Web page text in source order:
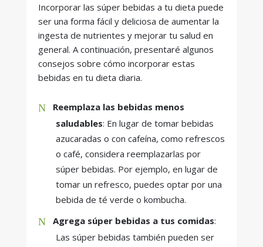
Incorporar las súper bebidas a tu dieta puede
ser una forma fácil y deliciosa de aumentar la
ingesta de nutrientes y mejorar tu salud en
general. A continuación, presentaré algunos
consejos sobre cómo incorporar estas
bebidas en tu dieta diaria.
Reemplaza las bebidas menos
saludables: En lugar de tomar bebidas
azucaradas o con cafeína, como refrescos
o café, considera reemplazarlas por
súper bebidas. Por ejemplo, en lugar de
tomar un refresco, puedes optar por una
bebida de té verde o kombucha.
Agrega súper bebidas a tus comidas:
Las súper bebidas también pueden ser